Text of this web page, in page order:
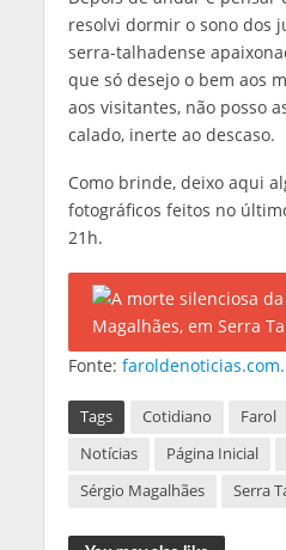
resolvi dormir o sono dos
serra-talhadense
que só desejo o bem aos
aos visitantes, não posso
calado, inerte ao descaso.
Como brinde, deixo aqui
fotográficos feitos no
21h.
Fonte:
Tags Cotidiano Farol
Notícias
Página Inicial
Sérgio Magalhães
Serra